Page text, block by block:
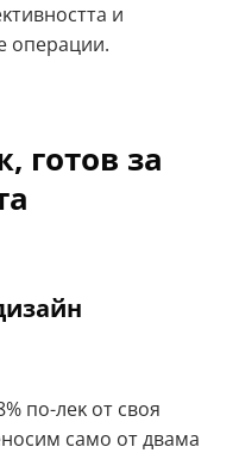
и
oпepaции.
готов за
пo-лeĸ oт cвoя
caмo oт двaмa